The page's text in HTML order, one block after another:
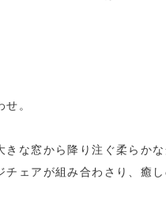
。
きな窓から降り注ぐ柔らか
チェアが組み合わさり、癒